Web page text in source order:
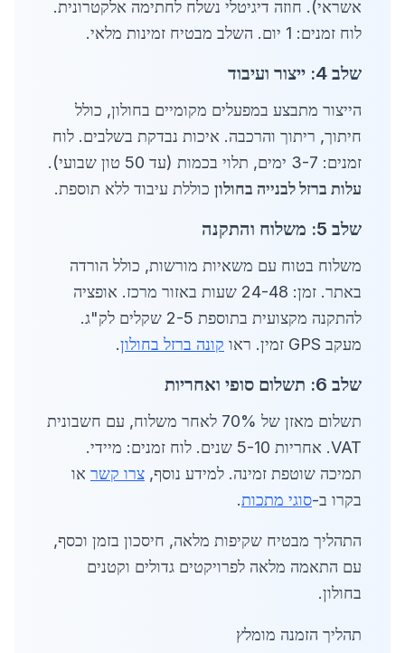
אשראי). חוזה דיגיטלי נשלח לחתימה אלקטרונית.
לוח זמנים: 1 יום. השלב מבטיח זמינות מלאי.
שלב 4: ייצור ועיבוד
הייצור מתבצע במפעלים מקומיים בחולון, כולל
חיתוך, ריתוך והרכבה. איכות נבדקת בשלבים. לוח
זמנים: 3-7 ימים, תלוי בכמות (עד 50 טון שבועי).
עלות ברזל לבנייה בחולון כוללת עיבוד ללא תוספת.
שלב 5: משלוח והתקנה
משלוח בטוח עם משאיות מורשות, כולל הורדה
באתר. זמן: 24-48 שעות באזור מרכז. אופציה
להתקנה מקצועית בתוספת 2-5 שקלים לק"ג.
מעקב GPS זמין. ראו
קונה ברזל בחולון.
שלב 6: תשלום סופי ואחריות
תשלום מאזן של 70% לאחר משלוח, עם חשבונית
VAT. אחריות 5-10 שנים. לוח זמנים: מיידי.
תמיכה שוטפת זמינה. למידע נוסף, צרו קשר או
בקרו ב-סוגי מתכות.
התהליך מבטיח שקיפות מלאה, חיסכון בזמן וכסף,
עם התאמה מלאה לפרויקטים גדולים וקטנים
בחולון.
תהליך הזמנה מומלץ